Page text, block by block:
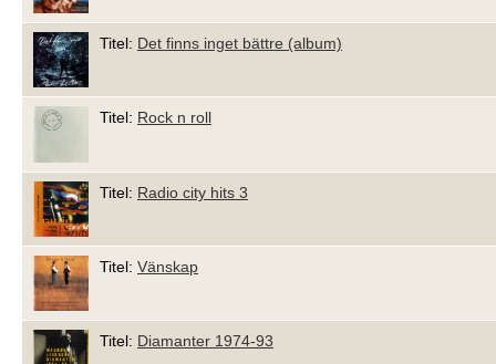
Titel: Det finns inget bättre (album)
Titel: Rock n roll
Titel: Radio city hits 3
Titel: Vänskap
Titel: Diamanter 1974-93